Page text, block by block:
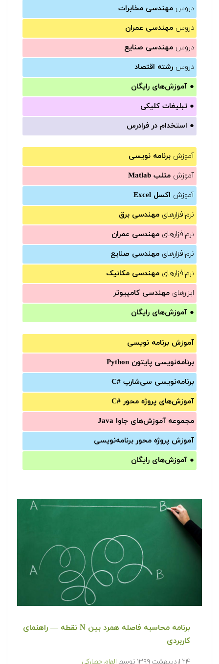
دروس مهندسی مخابرات
دروس مهندسی عمران
دروس مهندسی صنایع
دروس رشته اقتصاد
● آموزش‌های رایگان
● تبلیغات کلیکی
● استخدام در فرادرس
آموزش برنامه نویسی
آموزش متلب Matlab
آموزش اکسل Excel
نرم‌افزارهای مهندسی برق
نرم‌افزارهای مهندسی عمران
نرم‌افزارهای مهندسی صنایع
نرم‌افزارهای مهندسی مکانیک
ابزارهای مهندسی کامپیوتر
● آموزش‌های رایگان
آموزش برنامه نویسی
برنامه‌نویسی پایتون Python
برنامه‌‌نویسی سی‌شارپ C#‎
آموزش‌های پروژه محور #C
مجموعه آموزش‌های جاوا Java
آموزش‌ پروژه محور برنامه‌نویسی
● آموزش‌های رایگان
برنامه محاسبه فاصله همرد بین N نقطه — راهنمای
کاربردی
۲۴ اردیبهشت ۱۳۹۹ توسط الهام حصارکی